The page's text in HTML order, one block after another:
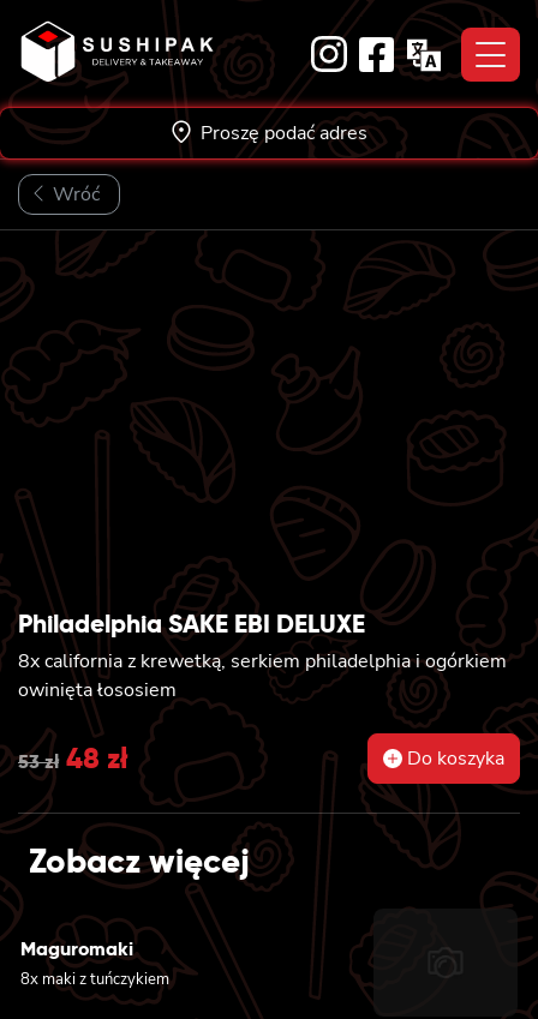
content
Proszę podać adres
Wróć
Philadelphia SAKE EBI DELUXE
8x california z krewetką, serkiem philadelphia i ogórkiem
owinięta łososiem
53zł Original
was:
53 zł.
48 złCurrent
price
is:
48 zł.
Do koszyka
Zobacz więcej
Maguromaki
8x maki z tuńczykiem